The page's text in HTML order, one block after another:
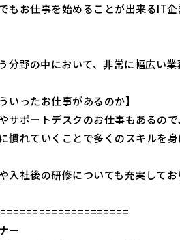
もお仕事を始めることが出来るIT
分野の中において、非常に幅広い業
いったお仕事があるのか】
サポートデスクのお仕事もあるの
慣れていくことで多くのスキルを
入社後の研修についても充実して
ー